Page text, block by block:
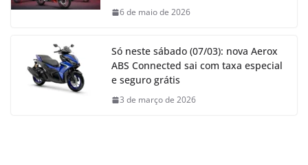
6 de maio de 2026
Só neste sábado (07/03): nova Aerox
ABS Connected sai com taxa especial
e seguro grátis
3 de março de 2026